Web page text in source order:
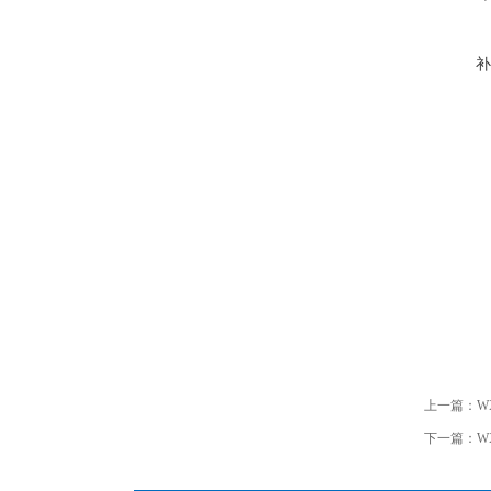
上一篇：
下一篇：